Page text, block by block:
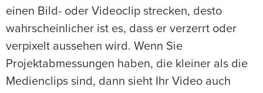
einen Bild- oder Videoclip strecken, desto
wahrscheinlicher ist es, dass er verzerrt oder
verpixelt aussehen wird. Wenn Sie
Projektabmessungen haben, die kleiner als die
Medienclips sind, dann sieht Ihr Video auch